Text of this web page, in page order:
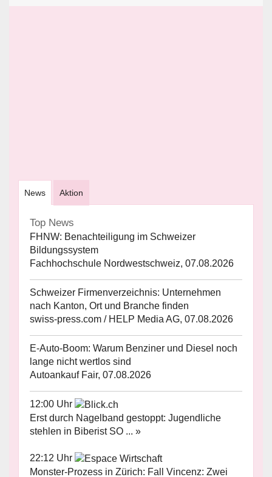
News Aktion
Top News
FHNW: Benachteiligung im Schweizer
Bildungssystem
Fachhochschule Nordwestschweiz, 07.08.2026
Schweizer Firmenverzeichnis: Unternehmen
nach Kanton, Ort und Branche finden
swiss-press.com / HELP Media AG, 07.08.2026
E-Auto-Boom: Warum Benziner und Diesel noch
lange nicht wertlos sind
Autoankauf Fair, 07.08.2026
12:00 Uhr
Erst durch Nagelband gestoppt: Jugendliche
stehlen in Biberist SO ... »
22:12 Uhr
Monster-Prozess in Zürich: Fall Vincenz: Zwei